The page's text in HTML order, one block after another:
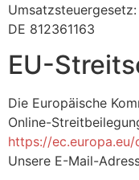
Umsatzsteuergesetz:
DE 812361163
EU-
Die Europäische
Online-
https://
Unsere E-Mail-